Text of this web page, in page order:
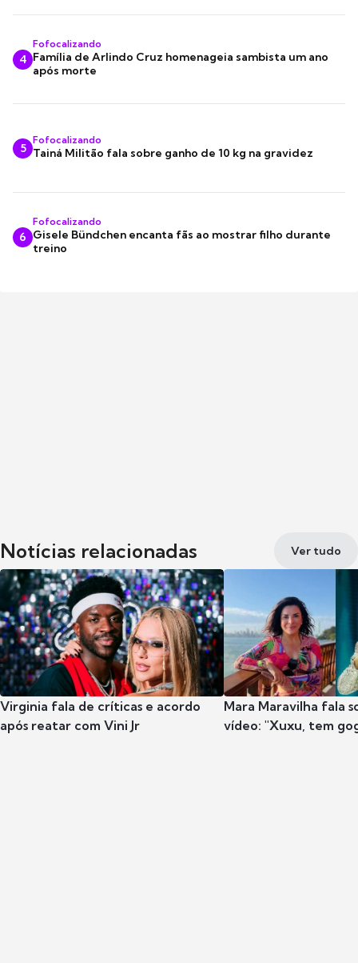
4
Fofocalizando
Família de Arlindo Cruz homenageia sambista um ano
após morte
5
Fofocalizando
Tainá Militão fala sobre ganho de 10 kg na gravidez
6
Fofocalizando
Gisele Bündchen encanta fãs ao mostrar filho durante
treino
Notícias relacionadas Ver tudo
Virginia fala de críticas e acordo
após reatar com Vini Jr
Mara Maravilha fala
vídeo: "Xuxu, tem